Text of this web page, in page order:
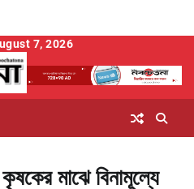
7, 2026
মাঝে বিনামূল্যে